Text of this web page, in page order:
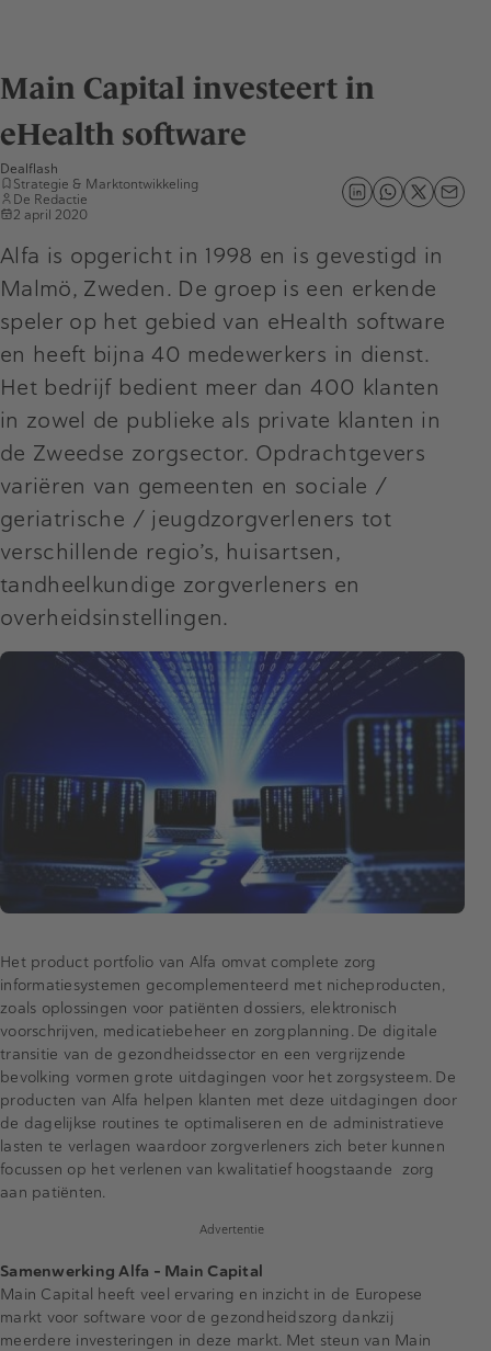
Main Capital investeert in
eHealth software
Dealflash
Strategie & Marktontwikkeling
De Redactie
2 april 2020
Alfa is opgericht in 1998 en is gevestigd in
Malmö, Zweden. De groep is een erkende
speler op het gebied van eHealth software
en heeft bijna 40 medewerkers in dienst.
Het bedrijf bedient meer dan 400 klanten
in zowel de publieke als private klanten in
de Zweedse zorgsector. Opdrachtgevers
variëren van gemeenten en sociale /
geriatrische / jeugdzorgverleners tot
verschillende regio’s, huisartsen,
tandheelkundige zorgverleners en
overheidsinstellingen.
Het product portfolio van Alfa omvat complete zorg
informatiesystemen gecomplementeerd met nicheproducten,
zoals oplossingen voor patiënten dossiers, elektronisch
voorschrijven, medicatiebeheer en zorgplanning. De digitale
transitie van de gezondheidssector en een vergrijzende
bevolking vormen grote uitdagingen voor het zorgsysteem. De
producten van Alfa helpen klanten met deze uitdagingen door
de dagelijkse routines te optimaliseren en de administratieve
lasten te verlagen waardoor zorgverleners zich beter kunnen
focussen op het verlenen van kwalitatief hoogstaande zorg
aan patiënten.
Advertentie
Samenwerking Alfa - Main Capital
Main Capital heeft veel ervaring en inzicht in de Europese
markt voor software voor de gezondheidszorg dankzij
meerdere investeringen in deze markt. Met steun van Main